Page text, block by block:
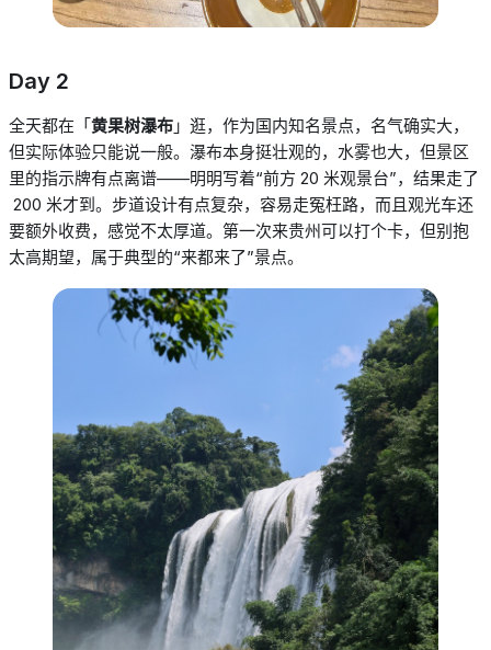
Day 2
全天都在「 黄果树瀑布 」逛，作为国内知名景点，名气确实大，
但实际体验只能说一般。瀑布本身挺壮观的，水雾也大，但景区
里的指示牌有点离谱——明明写着“前方 20 米观景台”，结果走了
200 米才到。步道设计有点复杂，容易走冤枉路，而且观光车还
要额外收费，感觉不太厚道。第一次来贵州可以打个卡，但别抱
太高期望，属于典型的“来都来了”景点。